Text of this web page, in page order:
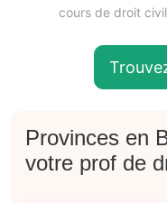
cours de droit
Provinces en
votre prof de